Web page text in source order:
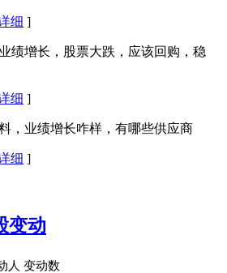
细 ]
绩增长，股票大跌，应该回购，稳
细 ]
，业绩增长咋样，有哪些供应商
细 ]
变动
人 变动数